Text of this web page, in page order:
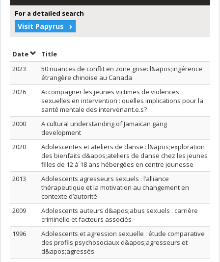
For a detailed search
Visit Papyrus
DateSort by date in ascending order
Title
2023
50 nuances de conflit en zone grise: l&apos;ingérence
étrangère chinoise au Canada
2026
Accompagner les jeunes victimes de violences
sexuelles en intervention : quelles implications pour la
santé mentale des intervenant.e.s?
2000
A cultural understanding of Jamaican gang
development
2020
Adolescentes et ateliers de danse : l&apos;exploration
des bienfaits d&apos;ateliers de danse chez les jeunes
filles de 12 à 18 ans hébergées en centre jeunesse
2013
Adolescents agresseurs sexuels : l’alliance
thérapeutique et la motivation au changement en
contexte d’autorité
2009
Adolescents auteurs d&apos;abus sexuels : carrière
criminelle et facteurs associés
1996
Adolescents et agression sexuelle : étude comparative
des profils psychosociaux d&apos;agresseurs et
d&apos;agressés